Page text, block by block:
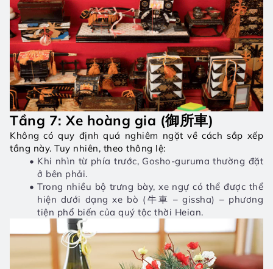
Tầng 7: Xe hoàng gia (御所車)
Không có quy định quá nghiêm ngặt về cách sắp xếp
tầng này. Tuy nhiên, theo thông lệ:
Khi nhìn từ phía trước, Gosho-guruma thường đặt
ở bên phải.
Trong nhiều bộ trưng bày, xe ngự có thể được thể
hiện dưới dạng xe bò (牛車 – gissha) – phương
tiện phổ biến của quý tộc thời Heian.